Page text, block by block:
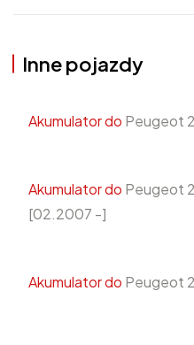
Inne pojazdy
Akumulator do Peugeot
Akumulator do Peugeot
[02.2007 -]
Akumulator do Peugeot